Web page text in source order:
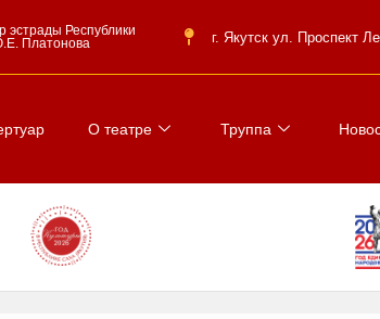
эстрады Республики
Платонова
г. Якутск ул. Проспект
О театре Труппа